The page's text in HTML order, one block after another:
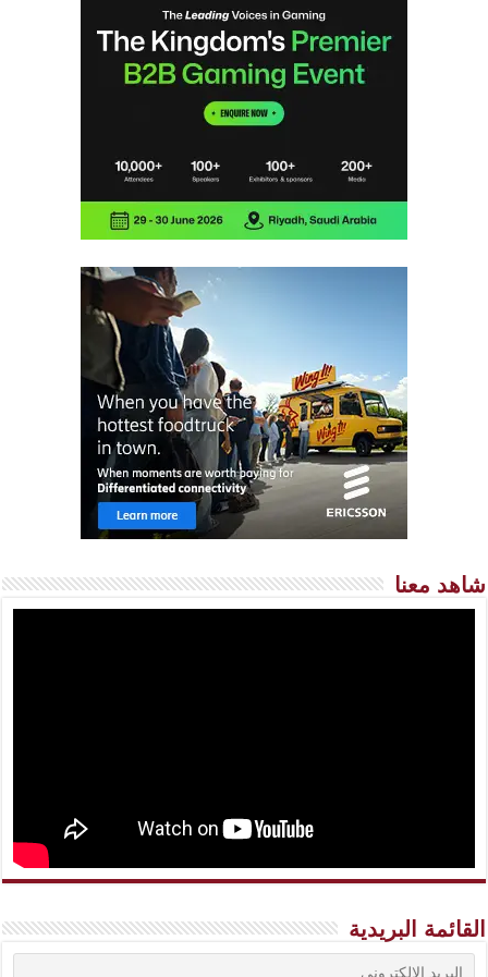
شاهد معنا
القائمة البريدية